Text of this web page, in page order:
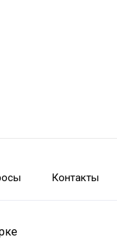
Контакты